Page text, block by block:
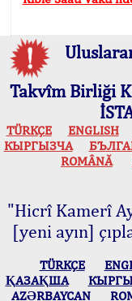
Takvîm Birliği
TÜRKÇE ENGLISH
КЫPГЫЗЧA
ROMÂNĂ
"Hicrî Kamerî
[yeni ayın]
TÜRKÇE
ҚАЗАҚША
AZӘRBAYCAN